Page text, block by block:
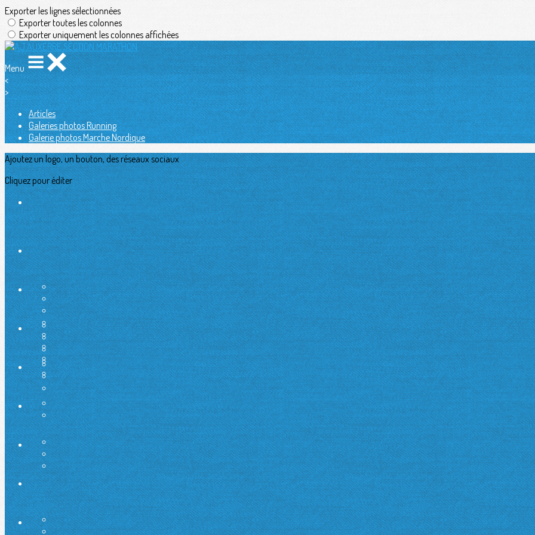
Exporter les lignes sélectionnées
Exporter toutes les colonnes
Exporter uniquement les colonnes affichées
Menu
<
>
Articles
Galeries photos Running
Galerie photos Marche Nordique
Ajoutez un logo, un bouton, des réseaux sociaux
Cliquez pour éditer